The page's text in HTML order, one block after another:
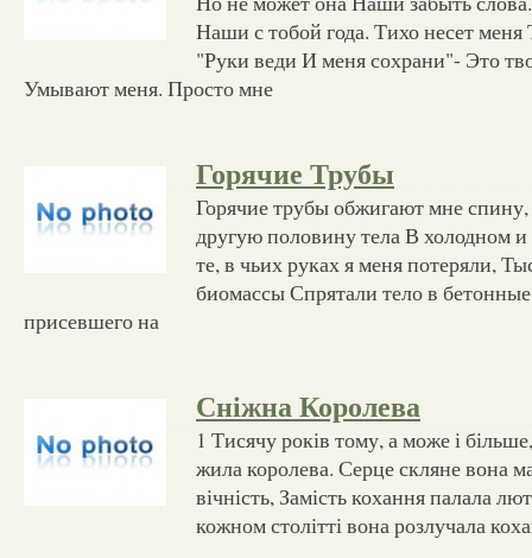
Наши с тобой года. Тихо несет меня
"Руки веди И меня сохрани"- Это
Умывают меня. Просто мне
Горячие Трубы
Горячие трубы обжигают мне спину,
другую половину тела В холодном
те, в чьих руках я меня потеряли,
биомассы Спрятали тело в
присевшего на
Сніжна Королева
1 Тисячу років тому, а може і
жила королева. Серце скляне вона
вічність, Замість кохання палала
кожном столітті вона розлучала